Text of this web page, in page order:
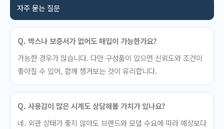
자주 묻는 질문
Q. 박스나 보증서가 없어도 매입이 가능한가요?
가능한 경우가 많습니다. 다만 구성품이 있으면 신뢰도와 조건이
좋아질 수 있어, 함께 챙겨보는 것이 유리합니다.
Q. 사용감이 많은 시계도 상담해볼 가치가 있나요?
네. 외관 상태가 좋지 않아도 브랜드와 모델 수요에 따라 예상보다